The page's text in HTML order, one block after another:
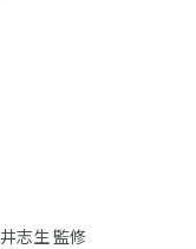
志生 監修